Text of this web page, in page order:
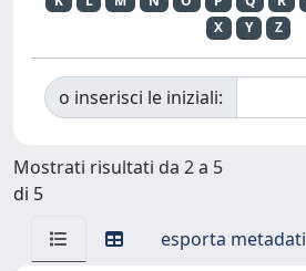
X
Y Z
o inserisci le iniziali:
Mostrati risultati da 2 a 5
di 5
esporta metadati